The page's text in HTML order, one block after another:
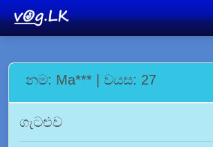
නම: Ma*** | වයස: 27
ගැටළුව